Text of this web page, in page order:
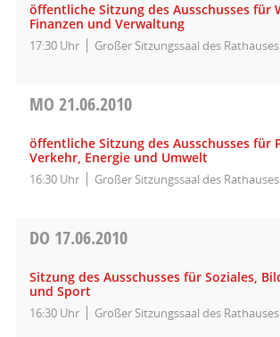
öffentliche Sitzung des Ausschusses für
Finanzen und Verwaltung
17:30 Uhr Großer Sitzungssaal des Rathauses
MO 21.06.2010
öffentliche Sitzung des Ausschusses für
Verkehr, Energie und Umwelt
16:30 Uhr Großer Sitzungssaal des Rathauses
DO 17.06.2010
Sitzung des Ausschusses für Soziales,
und Sport
16:30 Uhr Großer Sitzungssaal des Rathauses